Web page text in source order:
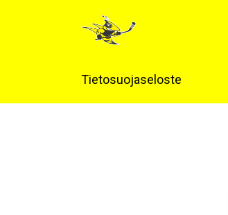
Tietosuojaseloste